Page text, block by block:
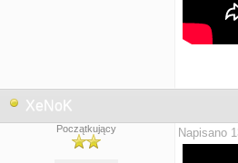
XeNoK
Początkujący Napisano